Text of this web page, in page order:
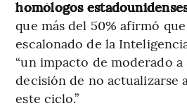
homólogos
que más del 50% afirmó
escalonado de la
“un impacto de moderado
decisión de no actualizarse
este ciclo.”